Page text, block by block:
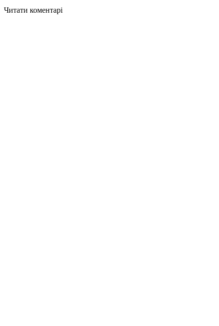
Читати коментарі